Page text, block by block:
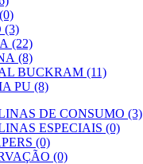
(3)
(22)
(8)
BUCKRAM (11)
PU (8)
DE CONSUMO (3)
ESPECIAIS (0)
(0)
(0)